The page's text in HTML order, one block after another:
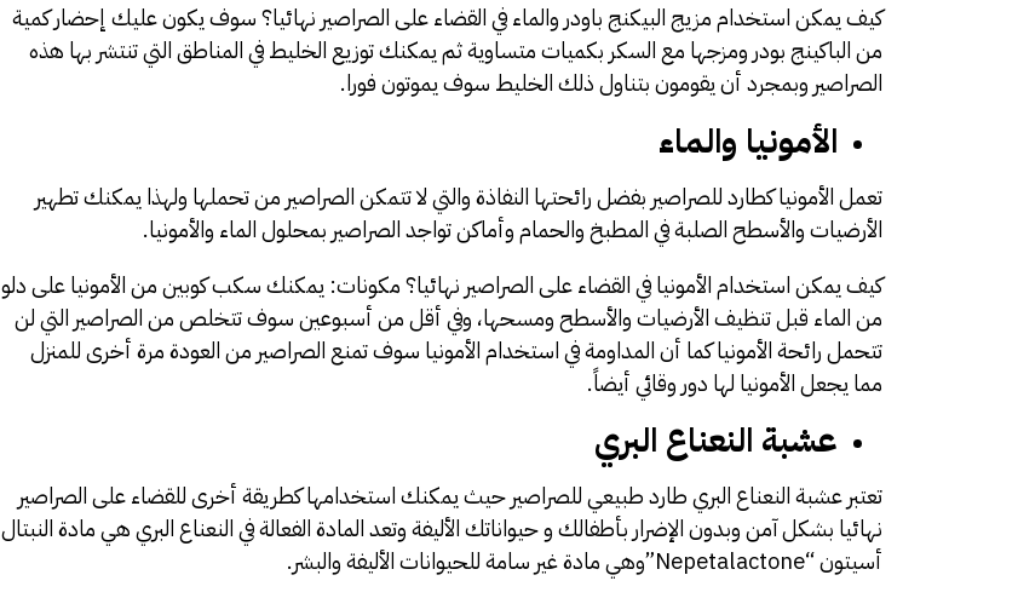
كيف يمكن استخدام مزيج البيكنج باودر والماء في القضاء على الصراصير نهائيا؟ سوف يكون عليك إحضار كمية
من الباكينج بودر ومزجها مع السكر بكميات متساوية ثم يمكنك توزيع الخليط في المناطق التي تنتشر بها هذه
الصراصير وبمجرد أن يقومون بتناول ذلك الخليط سوف يموتون فورا.
الأمونيا والماء
تعمل الأمونيا كطارد للصراصير بفضل رائحتها النفاذة والتي لا تتمكن الصراصير من تحملها ولهذا يمكنك تطهير
الأرضيات والأسطح الصلبة في المطبخ والحمام وأماكن تواجد الصراصير بمحلول الماء والأمونيا.
كيف يمكن استخدام الأمونيا في القضاء على الصراصير نهائيا؟ مكونات: يمكنك سكب كوبين من الأمونيا على دلو
من الماء قبل تنظيف الأرضيات والأسطح ومسحها، وفي أقل من أسبوعين سوف تتخلص من الصراصير التي لن
تتحمل رائحة الأمونيا كما أن المداومة في استخدام الأمونيا سوف تمنع الصراصير من العودة مرة أخرى للمنزل
مما يجعل الأمونيا لها دور وقائي أيضاً.
عشبة النعناع البري
تعتبر عشبة النعناع البري طارد طبيعي للصراصير حيث يمكنك استخدامها كطريقة أخرى للقضاء على الصراصير
نهائيا بشكل آمن وبدون الإضرار بأطفالك و حيواناتك الأليفة وتعد المادة الفعالة في النعناع البري هي مادة النبتال
أسيتون “Nepetalactone”وهي مادة غير سامة للحيوانات الأليفة والبشر.